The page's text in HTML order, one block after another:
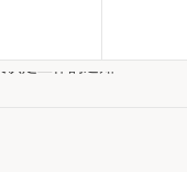
参加安徽广播电台“超级皖
认定工作的通知